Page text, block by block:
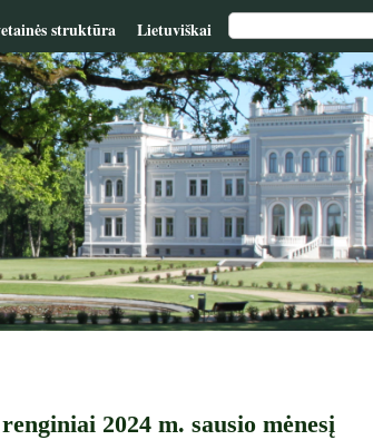
struktūra Lietuviškai
2024 m. sausio mėnesį